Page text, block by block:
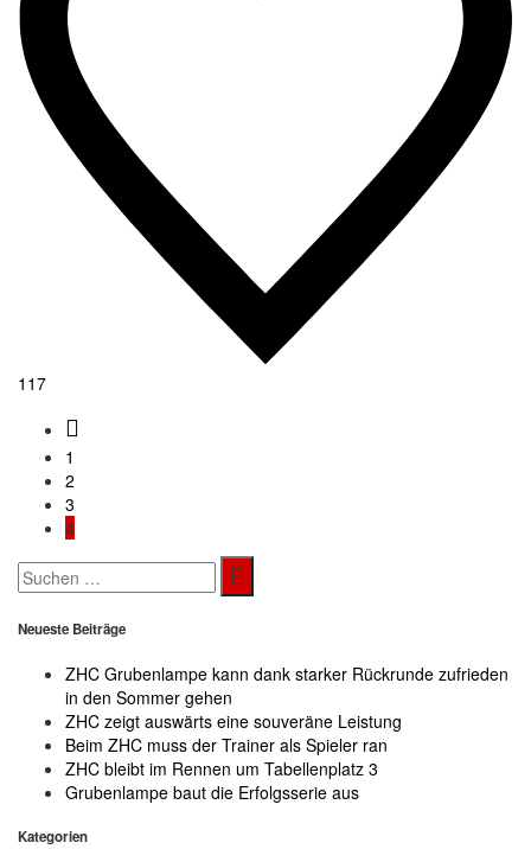
117
1
2
3
4
Search
for:
Neueste Beiträge
ZHC Grubenlampe kann dank starker Rückrunde zufrieden
in den Sommer gehen
ZHC zeigt auswärts eine souveräne Leistung
Beim ZHC muss der Trainer als Spieler ran
ZHC bleibt im Rennen um Tabellenplatz 3
Grubenlampe baut die Erfolgsserie aus
Kategorien